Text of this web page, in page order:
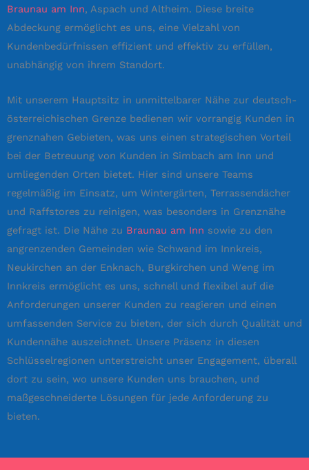
Braunau am Inn, Aspach und Altheim. Diese breite
Abdeckung ermöglicht es uns, eine Vielzahl von
Kundenbedürfnissen effizient und effektiv zu erfüllen,
unabhängig von ihrem Standort.
Mit unserem Hauptsitz in unmittelbarer Nähe zur deutsch-
österreichischen Grenze bedienen wir vorrangig Kunden in
grenznahen Gebieten, was uns einen strategischen Vorteil
bei der Betreuung von Kunden in Simbach am Inn und
umliegenden Orten bietet. Hier sind unsere Teams
regelmäßig im Einsatz, um Wintergärten, Terrassendächer
und Raffstores zu reinigen, was besonders in Grenznähe
gefragt ist. Die Nähe zu Braunau am Inn sowie zu den
angrenzenden Gemeinden wie Schwand im Innkreis,
Neukirchen an der Enknach, Burgkirchen und Weng im
Innkreis ermöglicht es uns, schnell und flexibel auf die
Anforderungen unserer Kunden zu reagieren und einen
umfassenden Service zu bieten, der sich durch Qualität und
Kundennähe auszeichnet. Unsere Präsenz in diesen
Schlüsselregionen unterstreicht unser Engagement, überall
dort zu sein, wo unsere Kunden uns brauchen, und
maßgeschneiderte Lösungen für jede Anforderung zu
bieten.